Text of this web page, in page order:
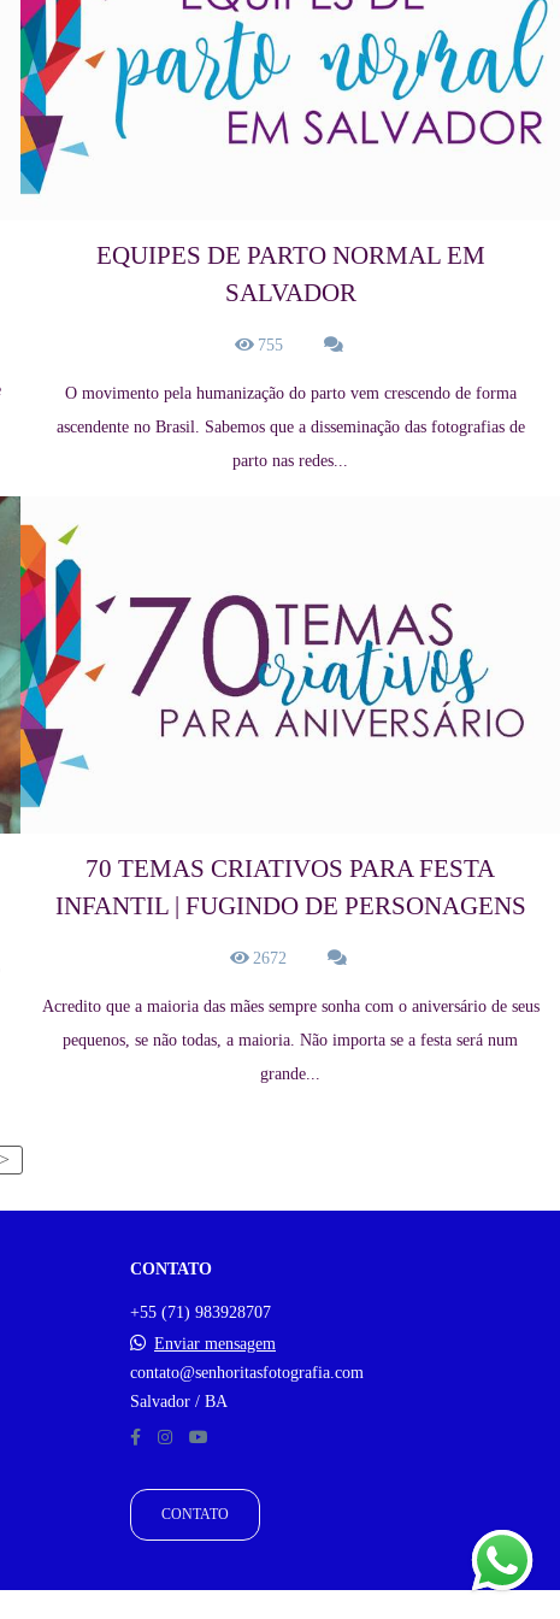
EQUIPES DE PARTO NORMAL EM
SALVADOR
755
O movimento pela humanização do parto vem crescendo de forma
ascendente no Brasil. Sabemos que a disseminação das fotografias de
parto nas redes...
70 TEMAS CRIATIVOS PARA FESTA
INFANTIL | FUGINDO DE PERSONAGENS
2672
Acredito que a maioria das mães sempre sonha com o aniversário de seus
pequenos, se não todas, a maioria. Não importa se a festa será num
grande...
CONTATO
+55 (71) 983928707
Enviar mensagem
contato@senhoritasfotografia.com
Salvador / BA
CONTATO